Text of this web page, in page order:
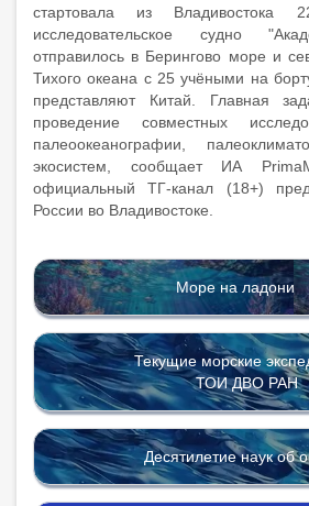
стартовала из Владивостока
исследовательское судно
отправилось в Берингово море и
Тихого океана с 25 учёными на
представляют Китай. Главная
проведение совместных
палеоокеанографии,
экосистем, сообщает ИА
официальный ТГ-канал (18+)
России во Владивостоке.
Море на ладони
Текущие морские
ТОИ ДВО РАН
Десятилетие наук об